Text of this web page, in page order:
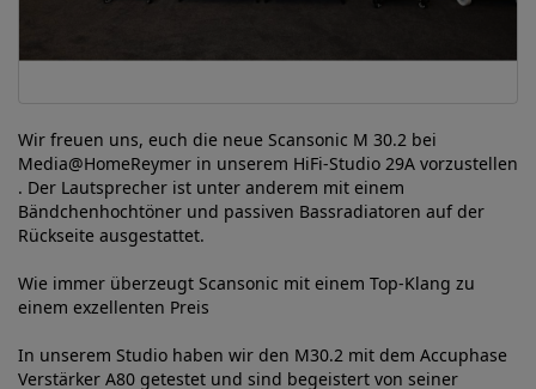
Wir freuen uns, euch die neue Scansonic M 30.2 bei
Media@HomeReymer in unserem HiFi-Studio 29A vorzustellen
. Der Lautsprecher ist unter anderem mit einem
Bändchenhochtöner und passiven Bassradiatoren auf der
Rückseite ausgestattet.
Wie immer überzeugt Scansonic mit einem Top-Klang zu
einem exzellenten Preis
In unserem Studio haben wir den M30.2 mit dem Accuphase
Verstärker A80 getestet und sind begeistert von seiner